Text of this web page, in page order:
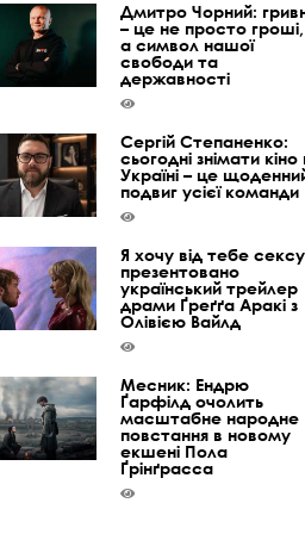
Дмитро Чорний:
– це не просто гроші,
а символ нашої
свободи та
державності
Сергій Степаненко:
сьогодні знімати кіно
Україні – це
подвиг усієї команди
Я хочу від тебе
презентовано
український трейлер
драми Ґреґґа Аракі з
Олівією Вайлд
Месник: Ендрю
Ґарфілд очолить
масштабне народне
повстання в новому
екшені Пола
Ґрінґрасса